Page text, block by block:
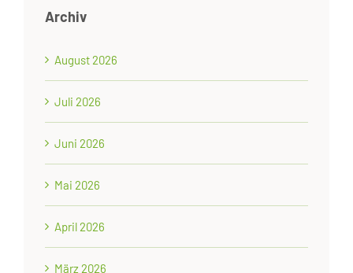
Archiv
August 2026
Juli 2026
Juni 2026
Mai 2026
April 2026
März 2026